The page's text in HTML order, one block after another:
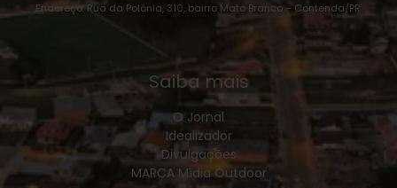
Endereço: Rua da Polônia, 310, bairro Mato Branco – Contenda/PR.
Saiba mais
O Jornal
Idealizador
Divulgações
MARCA Mídia Outdoor